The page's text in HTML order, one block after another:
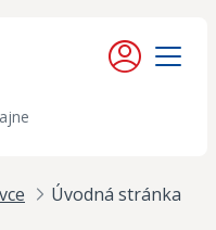
Moje konto
Menu
Úvodná stránka